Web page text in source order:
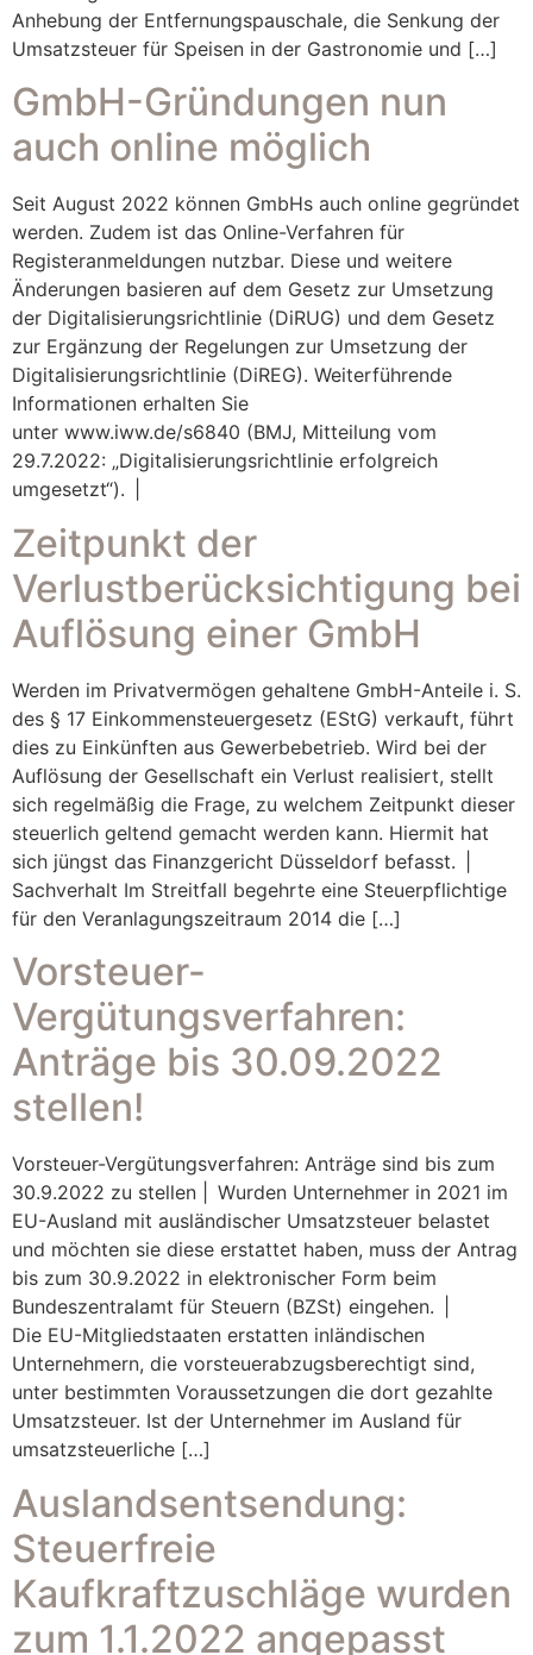
Anhebung der Entfernungspauschale, die Senkung der
Umsatzsteuer für Speisen in der Gastronomie und […]
GmbH-Gründungen nun
auch online möglich
Seit August 2022 können GmbHs auch online gegründet
werden. Zudem ist das Online-Verfahren für
Registeranmeldungen nutzbar. Diese und weitere
Änderungen basieren auf dem Gesetz zur Umsetzung
der Digitalisierungsrichtlinie (DiRUG) und dem Gesetz
zur Ergänzung der Regelungen zur Umsetzung der
Digitalisierungsrichtlinie (DiREG). Weiterführende
Informationen erhalten Sie
unter www.iww.de/s6840 (BMJ, Mitteilung vom
29.7.2022: „Digitalisierungsrichtlinie erfolgreich
umgesetzt“). |
Zeitpunkt der
Verlustberücksichtigung bei
Auflösung einer GmbH
Werden im Privatvermögen gehaltene GmbH-Anteile i. S.
des § 17 Einkommensteuergesetz (EStG) verkauft, führt
dies zu Einkünften aus Gewerbebetrieb. Wird bei der
Auflösung der Gesellschaft ein Verlust realisiert, stellt
sich regelmäßig die Frage, zu welchem Zeitpunkt dieser
steuerlich geltend gemacht werden kann. Hiermit hat
sich jüngst das Finanzgericht Düsseldorf befasst. |
Sachverhalt Im Streitfall begehrte eine Steuerpflichtige
für den Veranlagungszeitraum 2014 die […]
Vorsteuer-
Vergütungsverfahren:
Anträge bis 30.09.2022
stellen!
Vorsteuer-Vergütungsverfahren: Anträge sind bis zum
30.9.2022 zu stellen | Wurden Unternehmer in 2021 im
EU-Ausland mit ausländischer Umsatzsteuer belastet
und möchten sie diese erstattet haben, muss der Antrag
bis zum 30.9.2022 in elektronischer Form beim
Bundeszentralamt für Steuern (BZSt) eingehen. |
Die EU-Mitgliedstaaten erstatten inländischen
Unternehmern, die vorsteuerabzugsberechtigt sind,
unter bestimmten Voraussetzungen die dort gezahlte
Umsatzsteuer. Ist der Unternehmer im Ausland für
umsatzsteuerliche […]
Auslandsentsendung:
Steuerfreie
Kaufkraftzuschläge wurden
zum 1.1.2022 angepasst